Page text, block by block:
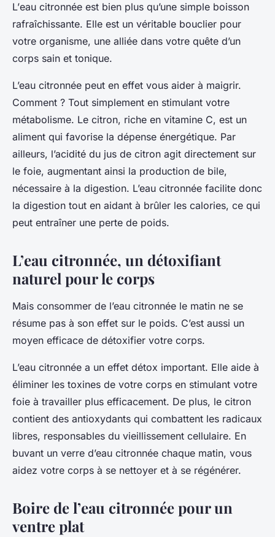
L’eau citronnée est bien plus qu’une simple boisson
rafraîchissante. Elle est un véritable bouclier pour
votre organisme, une alliée dans votre quête d’un
corps sain et tonique.
L’eau citronnée peut en effet vous aider à maigrir.
Comment ? Tout simplement en stimulant votre
métabolisme. Le citron, riche en vitamine C, est un
aliment qui favorise la dépense énergétique. Par
ailleurs, l’acidité du jus de citron agit directement sur
le foie, augmentant ainsi la production de bile,
nécessaire à la digestion. L’eau citronnée facilite donc
la digestion tout en aidant à brûler les calories, ce qui
peut entraîner une perte de poids.
L’eau citronnée, un détoxifiant
naturel pour le corps
Mais consommer de l’eau citronnée le matin ne se
résume pas à son effet sur le poids. C’est aussi un
moyen efficace de détoxifier votre corps.
L’eau citronnée a un effet détox important. Elle aide à
éliminer les toxines de votre corps en stimulant votre
foie à travailler plus efficacement. De plus, le citron
contient des antioxydants qui combattent les radicaux
libres, responsables du vieillissement cellulaire. En
buvant un verre d’eau citronnée chaque matin, vous
aidez votre corps à se nettoyer et à se régénérer.
Boire de l’eau citronnée pour un
ventre plat